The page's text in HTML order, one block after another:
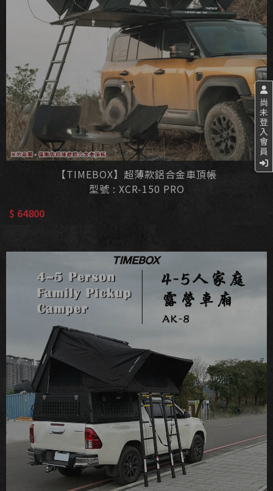
尚
未
登
入
會
員
【TIMEBOX】超薄款鋁合金車頂帳
型號 : XCR-150 PRO
$ 64800